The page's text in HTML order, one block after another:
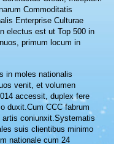
Commoditatis
Enterprise Culturae
electus est ut Top 500 in
primum locum in
in moles nationalis
venit, et volumen
accessit, duplex fere
duxit.Cum CCC fabrum
coniunxit.Systematis
suis clientibus minimo
nationale cum 24